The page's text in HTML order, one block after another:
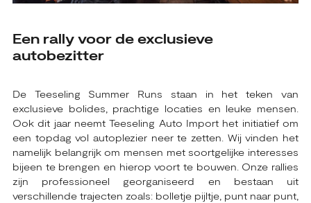
Een rally voor de exclusieve
autobezitter
De Teeseling Summer Runs staan in het teken van
exclusieve bolides, prachtige locaties en leuke mensen.
Ook dit jaar neemt Teeseling Auto Import het initiatief om
een topdag vol autoplezier neer te zetten. Wij vinden het
namelijk belangrijk om mensen met soortgelijke interesses
bijeen te brengen en hierop voort te bouwen. Onze rallies
zijn professioneel georganiseerd en bestaan uit
verschillende trajecten zoals: bolletje pijltje, punt naar punt,